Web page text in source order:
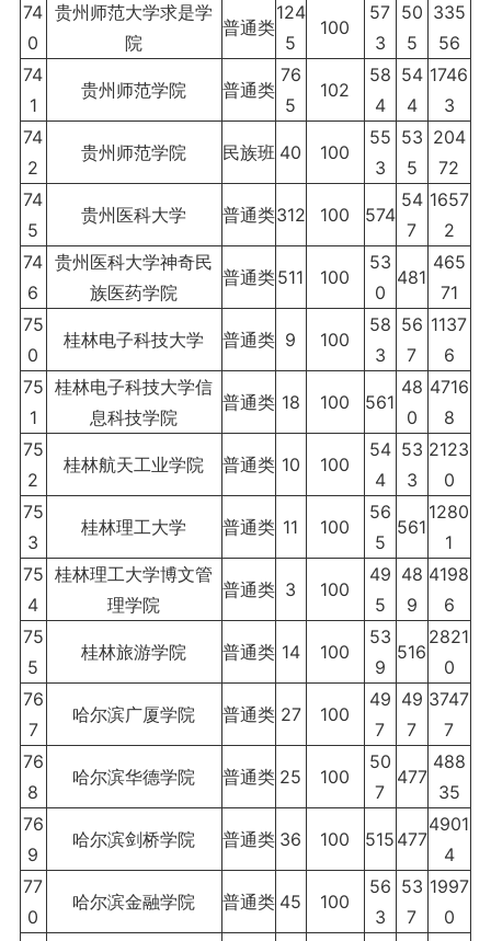
74
0
贵州师范大学求是学
院
普通类
124
5
100
57
3
50
5
335
56
74
1
贵州师范学院 普通类
76
5
102
58
4
54
4
1746
3
74
2
贵州师范学院 民族班 40 100
55
3
53
5
204
72
74
5
贵州医科大学 普通类312 100 574
54
7
1657
2
74
6
贵州医科大学神奇民
族医药学院
普通类511 100
53
0
481
465
71
75
0
桂林电子科技大学 普通类 9 100
58
3
56
7
1137
6
75
1
桂林电子科技大学信
息科技学院
普通类 18 100 561
48
0
4716
8
75
2
桂林航天工业学院 普通类 10 100
54
4
53
3
2123
0
75
3
桂林理工大学 普通类 11 100
56
5
561
1280
1
75
4
桂林理工大学博文管
理学院
普通类 3 100
49
5
48
9
4198
6
75
5
桂林旅游学院 普通类 14 100
53
9
516
2821
0
76
7
哈尔滨广厦学院 普通类 27 100
49
7
49
7
3747
7
76
8
哈尔滨华德学院 普通类 25 100
50
7
477
488
35
76
9
哈尔滨剑桥学院 普通类 36 100 515 477
4901
4
77
0
哈尔滨金融学院 普通类 45 100
56
3
53
7
1997
0